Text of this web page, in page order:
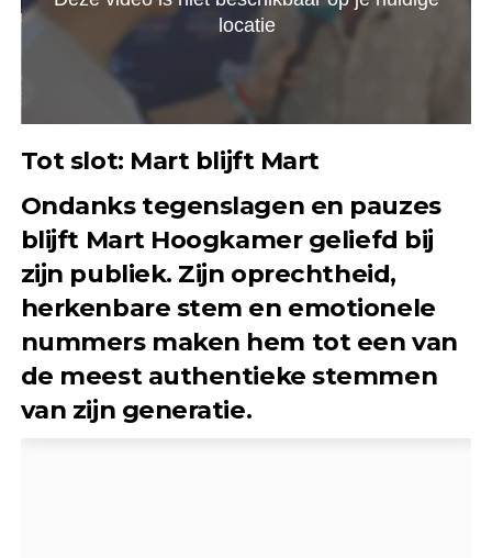
Tot slot: Mart blijft Mart
Ondanks tegenslagen en pauzes
blijft Mart Hoogkamer geliefd bij
zijn publiek. Zijn oprechtheid,
herkenbare stem en emotionele
nummers maken hem tot een van
de meest authentieke stemmen
van zijn generatie.